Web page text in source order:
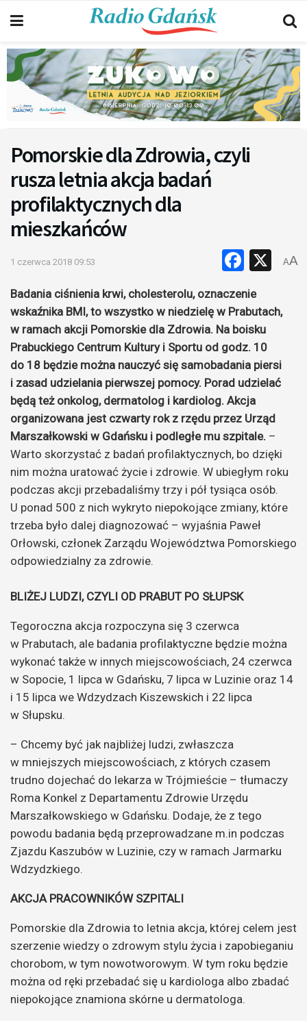
Pomorskie dla Zdrowia, czyli
rusza letnia akcja badań
profilaktycznych dla
mieszkańców
1 czerwca 2018 09:53 X
AA
Badania ciśnienia krwi, cholesterolu, oznaczenie
wskaźnika BMI, to wszystko w niedzielę w Prabutach,
w ramach akcji Pomorskie dla Zdrowia. Na boisku
Prabuckiego Centrum Kultury i Sportu od godz. 10
do 18 będzie można nauczyć się samobadania piersi
i zasad udzielania pierwszej pomocy. Porad udzielać
będą też onkolog, dermatolog i kardiolog. Akcja
organizowana jest czwarty rok z rzędu przez Urząd
Marszałkowski w Gdańsku i podległe mu szpitale. –
Warto skorzystać z badań profilaktycznych, bo dzięki
nim można uratować życie i zdrowie. W ubiegłym roku
podczas akcji przebadaliśmy trzy i pół tysiąca osób.
U ponad 500 z nich wykryto niepokojące zmiany, które
trzeba było dalej diagnozować – wyjaśnia Paweł
Orłowski, członek Zarządu Województwa Pomorskiego
odpowiedzialny za zdrowie.
BLIŻEJ LUDZI, CZYLI OD PRABUT PO SŁUPSK
Tegoroczna akcja rozpoczyna się 3 czerwca
w Prabutach, ale badania profilaktyczne będzie można
wykonać także w innych miejscowościach, 24 czerwca
w Sopocie, 1 lipca w Gdańsku, 7 lipca w Luzinie oraz 14
i 15 lipca we Wdzydzach Kiszewskich i 22 lipca
w Słupsku.
– Chcemy być jak najbliżej ludzi, zwłaszcza
w mniejszych miejscowościach, z których czasem
trudno dojechać do lekarza w Trójmieście – tłumaczy
Roma Konkel z Departamentu Zdrowie Urzędu
Marszałkowskiego w Gdańsku. Dodaje, że z tego
powodu badania będą przeprowadzane m.in podczas
Zjazdu Kaszubów w Luzinie, czy w ramach Jarmarku
Wdzydzkiego.
AKCJA PRACOWNIKÓW SZPITALI
Pomorskie dla Zdrowia to letnia akcja, której celem jest
szerzenie wiedzy o zdrowym stylu życia i zapobieganiu
chorobom, w tym nowotworowym. W tym roku będzie
można od ręki przebadać się u kardiologa albo zbadać
niepokojące znamiona skórne u dermatologa.